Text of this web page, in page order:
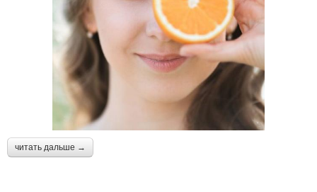
читать дальше →